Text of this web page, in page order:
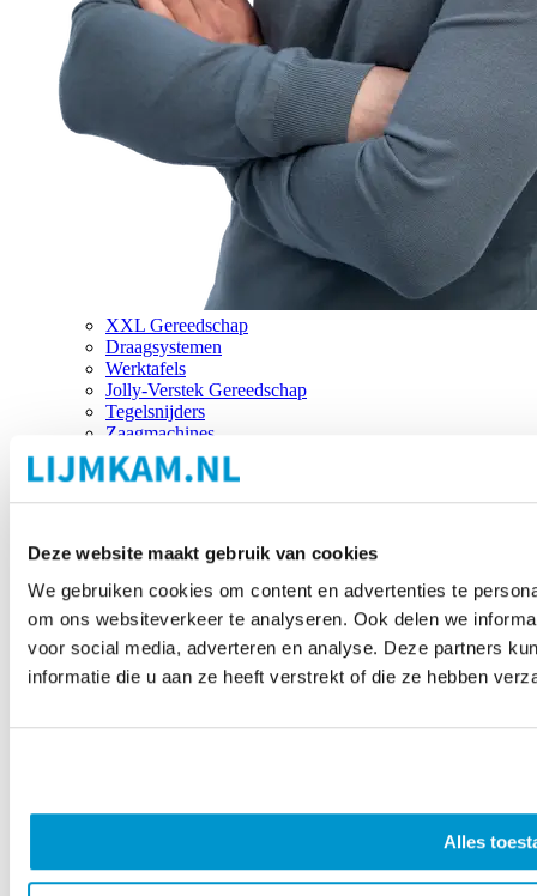
Deze website maakt gebruik van cookies
We gebruiken cookies om content en advertenties te
om ons websiteverkeer te analyseren. Ook delen we
voor social media, adverteren en analyse. Deze partners
informatie die u aan ze heeft verstrekt of die ze hebben
Alles
XXL Gereedschap
Draagsystemen
Werktafels
Jolly-Verstek Gereedschap
Tegelsnijders
Zaagmachines
Merken